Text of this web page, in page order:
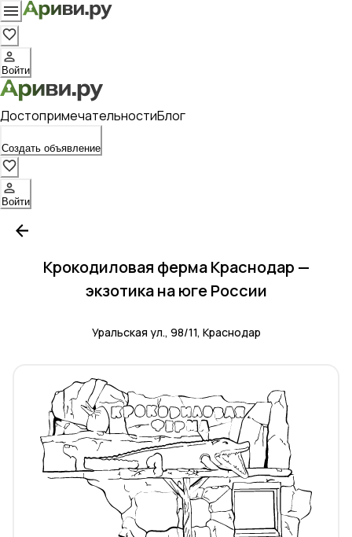
Войти
ДостопримечательностиБлог
Создать объявление
Войти
Крокодиловая ферма Краснодар —
экзотика на юге России
Уральская ул., 98/11, Краснодар